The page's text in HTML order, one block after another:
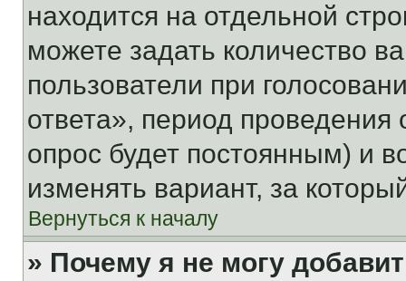
находится на отдельной
можете задать количество
пользователи при
ответа», период проведения
опрос будет постоянным) и
изменять вариант, за
Вернуться к началу
» Почему я не могу